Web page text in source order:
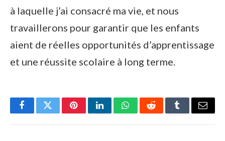
à laquelle j’ai consacré ma vie, et nous
travaillerons pour garantir que les enfants
aient de réelles opportunités d’apprentissage
et une réussite scolaire à long terme.
FacebookTwitterPinterestLinkedInWhatsAppRedditTumblrEmail